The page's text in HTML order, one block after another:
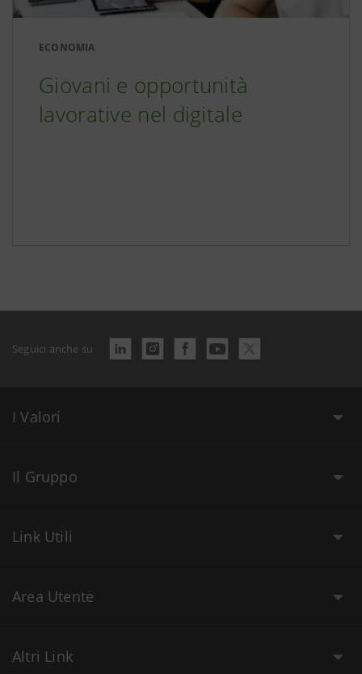
ECONOMIA
Giovani e opportunità
lavorative nel digitale
Seguici anche su
I Valori
Il Gruppo
Link Utili
Area Utente
Altri Link